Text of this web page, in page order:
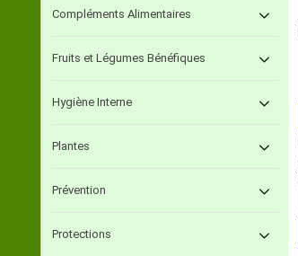
Compléments Alimentaires
Fruits et Légumes Bénéfiques
Hygiène Interne
Plantes
Prévention
Protections